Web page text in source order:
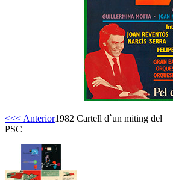
<<< Anterior1982 Cartell d`un miting del
PSC